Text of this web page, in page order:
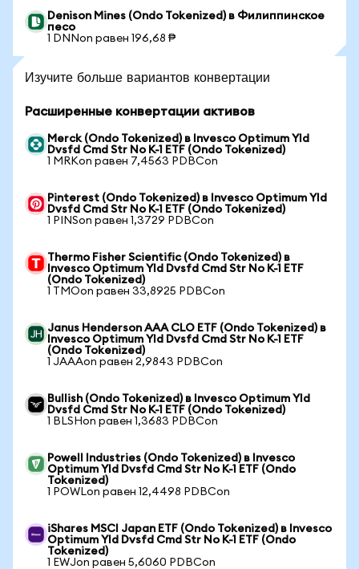
Denison Mines (Ondo Tokenized) в Филиппинское
песо
1 DNNon равен 196,68 ₱
Изучите больше вариантов конвертации
Расширенные конвертации активов
Merck (Ondo Tokenized) в Invesco Optimum Yld
Dvsfd Cmd Str No K-1 ETF (Ondo Tokenized)
1 MRKon равен 7,4563 PDBCon
Pinterest (Ondo Tokenized) в Invesco Optimum Yld
Dvsfd Cmd Str No K-1 ETF (Ondo Tokenized)
1 PINSon равен 1,3729 PDBCon
Thermo Fisher Scientific (Ondo Tokenized) в
Invesco Optimum Yld Dvsfd Cmd Str No K-1 ETF
(Ondo Tokenized)
1 TMOon равен 33,8925 PDBCon
Janus Henderson AAA CLO ETF (Ondo Tokenized) в
Invesco Optimum Yld Dvsfd Cmd Str No K-1 ETF
(Ondo Tokenized)
1 JAAAon равен 2,9843 PDBCon
Bullish (Ondo Tokenized) в Invesco Optimum Yld
Dvsfd Cmd Str No K-1 ETF (Ondo Tokenized)
1 BLSHon равен 1,3683 PDBCon
Powell Industries (Ondo Tokenized) в Invesco
Optimum Yld Dvsfd Cmd Str No K-1 ETF (Ondo
Tokenized)
1 POWLon равен 12,4498 PDBCon
iShares MSCI Japan ETF (Ondo Tokenized) в Invesco
Optimum Yld Dvsfd Cmd Str No K-1 ETF (Ondo
Tokenized)
1 EWJon равен 5,6060 PDBCon